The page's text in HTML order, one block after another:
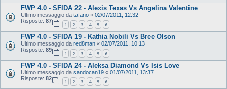
FWP 4.0 - SFIDA 22 - Alexis Texas Vs Angelina Valentine
Ultimo messaggio da tafano « 02/07/2011, 12:32
Risposte: 87
1 2 3 4 5 6
FWP 4.0 - SFIDA 19 - Kathia Nobili Vs Bree Olson
Ultimo messaggio da red8man « 02/07/2011, 10:13
Risposte: 89
1 2 3 4 5 6
FWP 4.0 - SFIDA 24 - Aleksa Diamond Vs Isis Love
Ultimo messaggio da sandocan19 « 01/07/2011, 13:37
Risposte: 82
1 2 3 4 5 6